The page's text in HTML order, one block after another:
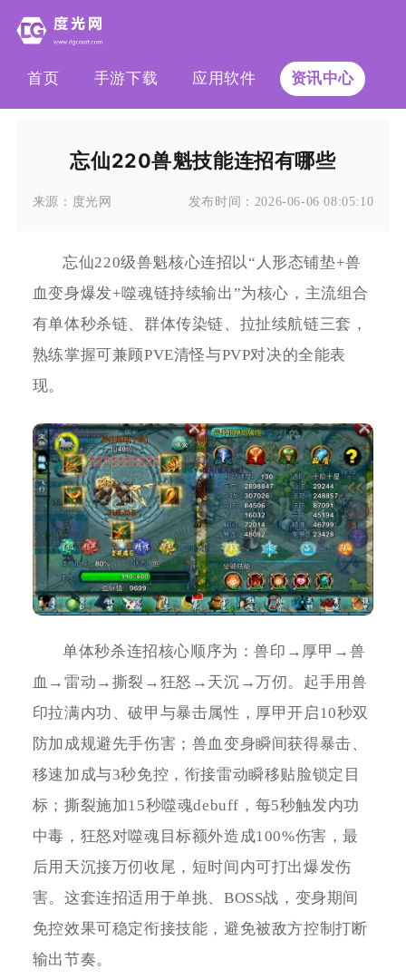
首页 手游下载 应用软件 资讯中心
忘仙220兽魁技能连招有哪些
来源： 度光网 发布时间： 2026-06-06 08:05:10
忘仙220级兽魁核心连招以“人形态铺垫+兽
血变身爆发+噬魂链持续输出”为核心，主流组合
有单体秒杀链、群体传染链、拉扯续航链三套，
熟练掌握可兼顾PVE清怪与PVP对决的全能表
现。
单体秒杀连招核心顺序为：兽印→厚甲→兽
血→雷动→撕裂→狂怒→天沉→万仞。起手用兽
印拉满内功、破甲与暴击属性，厚甲开启10秒双
防加成规避先手伤害；兽血变身瞬间获得暴击、
移速加成与3秒免控，衔接雷动瞬移贴脸锁定目
标；撕裂施加15秒噬魂debuff，每5秒触发内功
中毒，狂怒对噬魂目标额外造成100%伤害，最
后用天沉接万仞收尾，短时间内可打出爆发伤
害。这套连招适用于单挑、BOSS战，变身期间
免控效果可稳定衔接技能，避免被敌方控制打断
输出节奏。